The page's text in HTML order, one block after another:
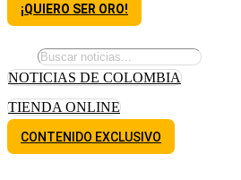
¡QUIERO SER ORO!
NOTICIAS DE COLOMBIA
TIENDA ONLINE
CONTENIDO EXCLUSIVO